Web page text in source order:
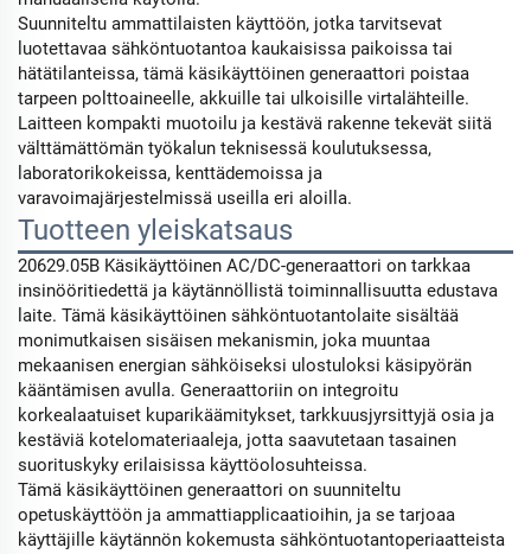
Suunniteltu ammattilaisten käyttöön, jotka tarvitsevat
luotettavaa sähköntuotantoa kaukaisissa paikoissa tai
hätätilanteissa, tämä käsikäyttöinen generaattori poistaa
tarpeen polttoaineelle, akkuille tai ulkoisille virtalähteille.
Laitteen kompakti muotoilu ja kestävä rakenne tekevät siitä
välttämättömän työkalun teknisessä koulutuksessa,
laboratorikokeissa, kenttädemoissa ja
varavoimajärjestelmissä useilla eri aloilla.
Tuotteen yleiskatsaus
20629.05B Käsikäyttöinen AC/DC-generaattori on tarkkaa
insinööritiedettä ja käytännöllistä toiminnallisuutta edustava
laite. Tämä käsikäyttöinen sähköntuotantolaite sisältää
monimutkaisen sisäisen mekanismin, joka muuntaa
mekaanisen energian sähköiseksi ulostuloksi käsipyörän
kääntämisen avulla. Generaattoriin on integroitu
korkealaatuiset kuparikäämitykset, tarkkuusjyrsittyjä osia ja
kestäviä kotelomateriaaleja, jotta saavutetaan tasainen
suorituskyky erilaisissa käyttöolosuhteissa.
Tämä käsikäyttöinen generaattori on suunniteltu
opetuskäyttöön ja ammattiapplicaatioihin, ja se tarjoaa
käyttäjille käytännön kokemusta sähköntuotantoperiaatteista